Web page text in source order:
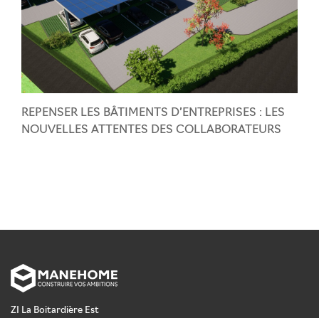
REPENSER LES BÂTIMENTS D’ENTREPRISES : LES
NOUVELLES ATTENTES DES COLLABORATEURS
ZI La Boitardière Est